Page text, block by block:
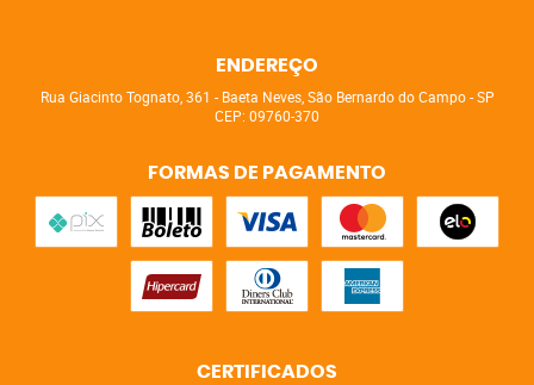
ENDEREÇO
Rua Giacinto Tognato, 361 - Baeta Neves, São Bernardo do Campo-SP
CEP: 09760-370
FORMAS DE PAGAMENTO
CERTIFICADOS